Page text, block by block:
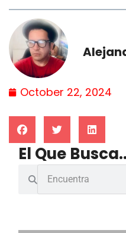
October 22, 2024
El Que